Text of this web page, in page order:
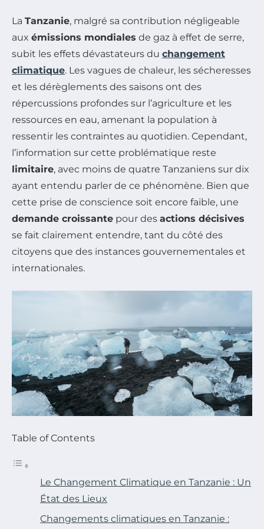
La Tanzanie, malgré sa contribution négligeable
aux émissions mondiales de gaz à effet de serre,
subit les effets dévastateurs du changement
climatique. Les vagues de chaleur, les sécheresses
et les dérèglements des saisons ont des
répercussions profondes sur l’agriculture et les
ressources en eau, amenant la population à
ressentir les contraintes au quotidien. Cependant,
l’information sur cette problématique reste
limitaire, avec moins de quatre Tanzaniens sur dix
ayant entendu parler de ce phénomène. Bien que
cette prise de conscience soit encore faible, une
demande croissante pour des actions décisives
se fait clairement entendre, tant du côté des
citoyens que des instances gouvernementales et
internationales.
Table of Contents
Le Changement Climatique en Tanzanie : Un
État des Lieux
Changements climatiques en Tanzanie :